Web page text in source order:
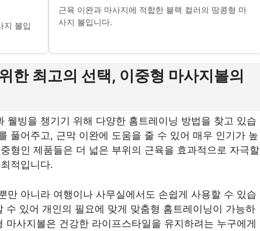
지 볼입
근육 이완과 마사지에 적합한 블랙 컬러의 땅콩형 마
사지 볼입니다.
한 최고의 선택, 이중형 마사지볼의
웰빙을 챙기기 위해 다양한 홈트레이닝 방법을 찾고 있습
풀어주고, 근막 이완에 도움을 줄 수 있어 매우 인기가 높
형인 제품들은 더 넓은 부위의 근육을 효과적으로 자극할
적입니다.
만 아니라 여행이나 사무실에서도 손쉽게 사용할 수 있습
수 있어 개인의 필요에 맞게 맞춤형 홈트레이닝이 가능하
사지볼은 건강한 라이프스타일을 유지하려는 누구에게